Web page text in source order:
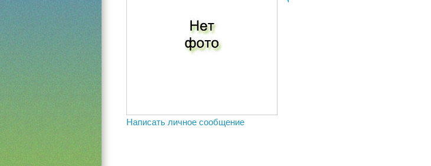
Написать личное сообщение